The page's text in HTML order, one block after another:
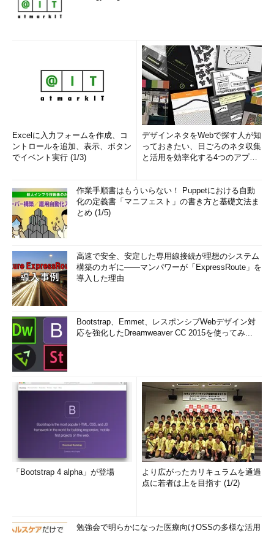
Excelに入力フォームを作成、コ
ントロールを追加、表示、ボタン
でイベント実行 (1/3)
デザインネタをWebで探す人が知
っておきたい、日ごろのネタ収集
と活用を効率化する4つのアプリ
作業手順書はもういらない！ Puppetにおける自動
化の定義書「マニフェスト」の書き方と基礎文法ま
とめ (1/5)
高速で安全、安定した専用線接続が理想のシステム
構築のカギに――マンパワーが「ExpressRoute」を
導入した理由
Bootstrap、Emmet、レスポンシブWebデザイン対
応を強化したDreamweaver CC 2015を使ってみ...
「Bootstrap 4 alpha」が登場
より広がったカリキュラムを通過
点に若者は上を目指す (1/2)
勉強会で明らかになった医療向けOSSの多様な活用